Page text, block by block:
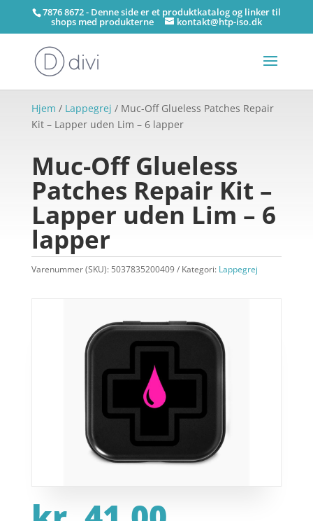
7876 8672 - Denne side er et produktkatalog og linker til
shops med produkterne kontakt@htp-iso.dk
Hjem / Lappegrej / Muc-Off Glueless Patches Repair
Kit – Lapper uden Lim – 6 lapper
Muc-Off Glueless
Patches Repair Kit –
Lapper uden Lim – 6
lapper
Varenummer (SKU): 5037835200409 Kategori: Lappegrej